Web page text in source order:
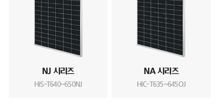
NJ 시리즈
HiS-T640~650NJ
NA 시리즈
HiC-T635~645OJ